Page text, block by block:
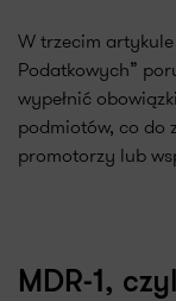
W trzecim
Podatkowych”
wypełnić
podmiotów, co do
promotorzy lub
MDR-1,